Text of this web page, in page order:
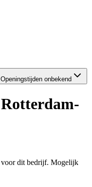
Openingstijden onbekend
voor dit bedrijf. Mogelijk